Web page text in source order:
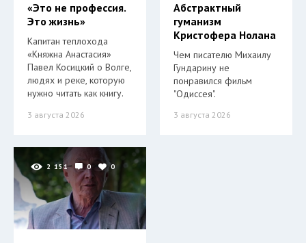
«Это не профессия.
Это жизнь»
Капитан теплохода
«Княжна Анастасия»
Павел Косицкий о Волге,
людях и реке, которую
нужно читать как книгу.
3 августа 2026
Абстрактный
гуманизм
Кристофера Нолана
Чем писателю Михаилу
Гундарину не
понравился фильм
"Одиссея".
3 августа 2026
2 151 0 0